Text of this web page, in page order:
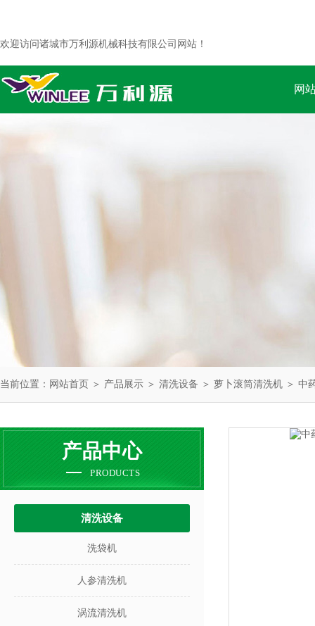
欢迎访问诸城市万利源机械科技有限公司网站！
网
当前位置： 网站首页 ＞ 产品展示 ＞ 清洗设备 ＞ 萝卜滚筒清洗机 ＞ 中
产品中心
PRODUCTS
清洗设备
洗袋机
人参清洗机
涡流清洗机